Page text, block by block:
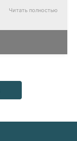
Читать полностью